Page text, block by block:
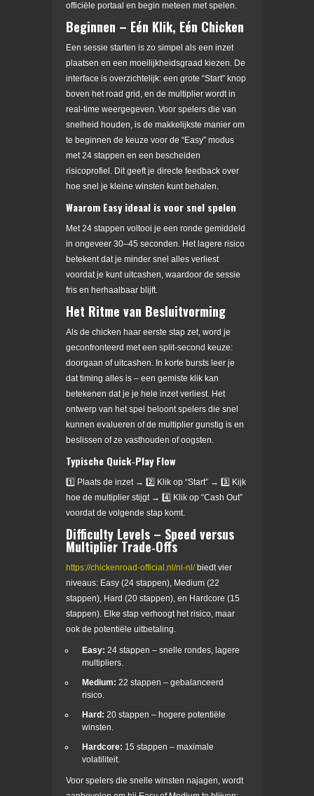
officiële portaal en begin meteen met spelen.
Beginnen – Eén Klik, Eén Chicken
Een sessie starten is zo simpel als een inzet
plaatsen en een moeilijkheidsgraad kiezen. De
interface is overzichtelijk: een grote “Start” knop
boven het road grid, en de multiplier wordt in
real-time weergegeven. Voor spelers die van
snelheid houden, is de makkelijkste manier om
te beginnen de keuze voor de “Easy” modus
met 24 stappen en een bescheiden
risicoprofiel. Dit geeft je directe feedback over
hoe snel je kleine winsten kunt behalen.
Waarom Easy ideaal is voor snel spelen
Met 24 stappen voltooi je een ronde gemiddeld
in ongeveer 30–45 seconden. Het lagere risico
betekent dat je minder snel alles verliest
voordat je kunt uitcashen, waardoor de sessie
fris en herhaalbaar blijft.
Het Ritme van Besluitvorming
Als de chicken haar eerste stap zet, word je
geconfronteerd met een split‑second keuze:
doorgaan of uitcashen. In korte bursts leer je
dat timing alles is – een gemiste klik kan
betekenen dat je je hele inzet verliest. Het
ontwerp van het spel beloont spelers die snel
kunnen evalueren of de multiplier gunstig is en
beslissen of ze vasthouden of oogsten.
Typische Quick‑Play Flow
1️⃣ Plaats de inzet → 2️⃣ Klik op “Start” → 3️⃣ Kijk
hoe de multiplier stijgt → 4️⃣ Klik op “Cash Out”
voordat de volgende stap komt.
Difficulty Levels – Speed versus
Multiplier Trade‑Offs
https://chickenroad-official.nl/nl-nl/biedt vier
niveaus: Easy (24 stappen), Medium (22
stappen), Hard (20 stappen), en Hardcore (15
stappen). Elke stap verhoogt het risico, maar
ook de potentiële uitbetaling.
Easy: 24 stappen – snelle rondes, lagere
multipliers.
Medium: 22 stappen – gebalanceerd
risico.
Hard: 20 stappen – hogere potentiële
winsten.
Hardcore: 15 stappen – maximale
volatiliteit.
Voor spelers die snelle winsten najagen, wordt